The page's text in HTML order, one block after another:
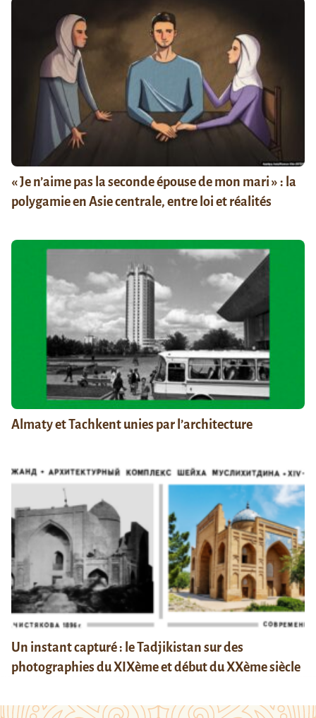
« Je n’aime pas la seconde épouse de mon mari » : la
polygamie en Asie centrale, entre loi et réalités
Almaty et Tachkent unies par l’architecture
Un instant capturé : le Tadjikistan sur des
photographies du XIXème et début du XXème siècle